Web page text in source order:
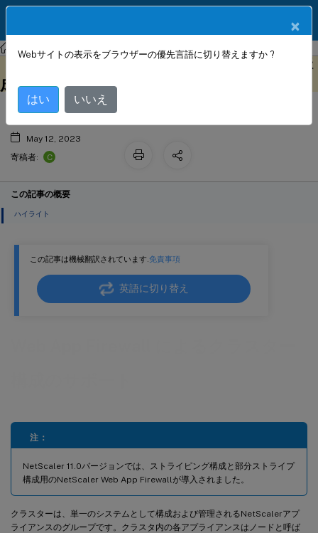
NetScaler NetScaler 14.1 Web App Firewall
この記事は機械翻訳されています.免責事項
英語に切り替え
注：
NetScaler 11.0バージョンでは、ストライピング構成と部分ストライプ
構成用のNetScaler Web App Firewallが導入されました。
クラスターは、単一のシステムとして構成および管理されるNetScalerアプ
ライアンスのグループです。クラスタ内の各アプライアンスはノードと呼ば
Web App Firewall によるクラスター構
成のサポート
May 12, 2023
寄稿者:
C
この記事の概要
ハイライト
×
Webサイトの表示をブラウザーの優先言語に切り替えますか ?
はい いいえ